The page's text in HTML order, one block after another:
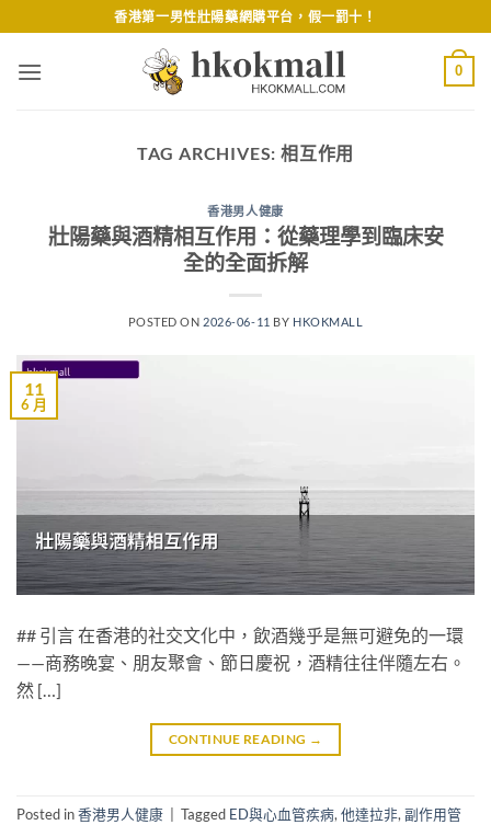
to
content
香港第一男性壯陽藥網購平台，假一罰十！
0
TAG ARCHIVES: 相互作用
香港男人健康
壯陽藥與酒精相互作用：從藥理學到臨床安
全的全面拆解
POSTED ON 2026-06-11 BY HKOKMALL
11
6 月
## 引言 在香港的社交文化中，飲酒幾乎是無可避免的一環
——商務晚宴、朋友聚會、節日慶祝，酒精往往伴隨左右。
然 […]
CONTINUE READING →
Posted in香港男人健康 Tagged ED與心血管疾病,他達拉非,副作用管